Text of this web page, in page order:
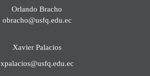
Orlando Bracho
obracho@usfq.edu.ec
Xavier Palacios
xpalacios@usfq.edu.ec